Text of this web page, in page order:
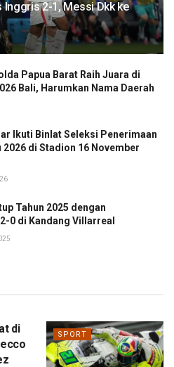
Inggris 2-1, Messi Dkk ke
Papua Barat Raih Juara di
Bali, Harumkan Nama Daerah
Ikuti Binlat Seleksi Penerimaan
di Stadion 16 November
Tahun 2025 dengan
0 di Kandang Villarreal
SPORT
di